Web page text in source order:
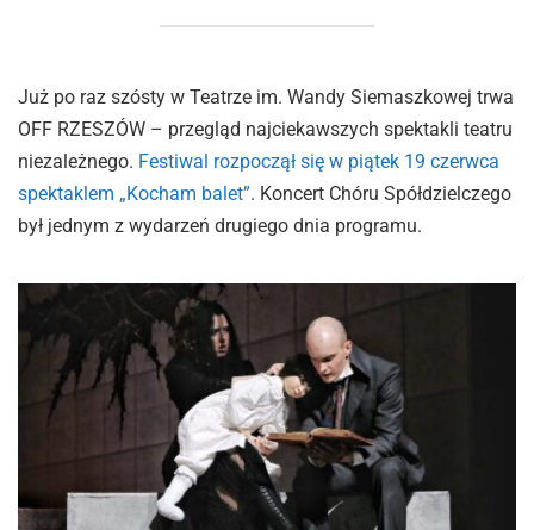
Już po raz szósty w Teatrze im. Wandy Siemaszkowej trwa
OFF RZESZÓW – przegląd najciekawszych spektakli teatru
niezależnego. Festiwal rozpoczął się w piątek 19 czerwca
spektaklem „Kocham balet”. Koncert Chóru Spółdzielczego
był jednym z wydarzeń drugiego dnia programu.